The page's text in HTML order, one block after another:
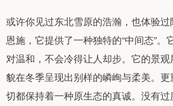
或许你见过东北雪原的浩瀚，也体验
恩施，它提供了一种独特的“中间态”。
对温和，不会冷得让人却步。它的景
貌在冬季呈现出别样的嶙峋与柔美。
切都保持着一种原生态的真诚。没有